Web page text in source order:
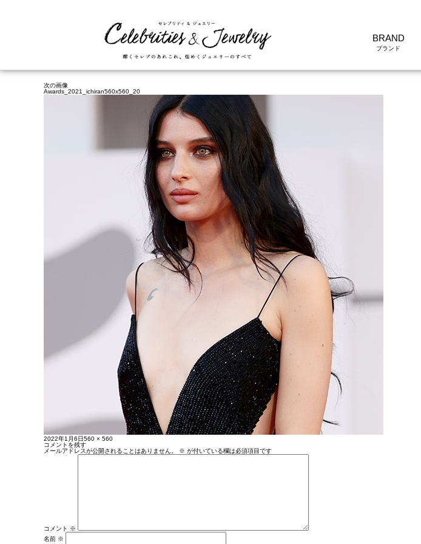
BRAND
次の画像
Awards_2021_ichiran560x560_20
投
稿
日:
2022年1月6日フ
ル
サ
イ
560 × 560
コメントを残す
メールアドレスが公開されることはありません。
※ が付いている欄は必須項目です
コメント ※
名前 ※